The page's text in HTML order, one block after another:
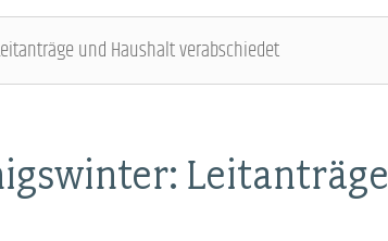
Gremien
Jugend- und Auszubildendenvertretung
ÜBERBLICK
Rechtsschutz
und Haushalt verabschiedet
Leitanträge